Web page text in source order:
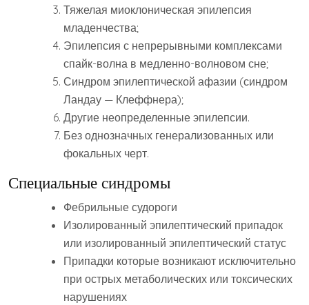
Тяжелая миоклоническая эпилепсия
младенчества;
Эпилепсия с непрерывными комплексами
спайк-волна в медленно-волновом сне;
Синдром эпилептической афазии (синдром
Ландау — Клеффнера);
Другие неопределенные эпилепсии.
Без однозначных генерализованных или
фокальных черт.
Специальные синдромы
Фебрильные судороги
Изолированный эпилептический припадок
или изолированный эпилептический статус
Припадки которые возникают исключительно
при острых метаболических или токсических
нарушениях